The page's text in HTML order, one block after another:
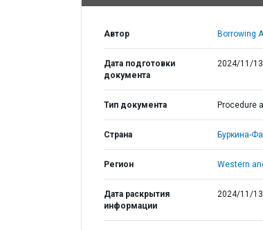
Автор Borrowing
Дата подготовки
документа
2024/11/13
Тип документа Procedure
Страна Буркина-
Регион Western
Дата раскрытия
информации
2024/11/13